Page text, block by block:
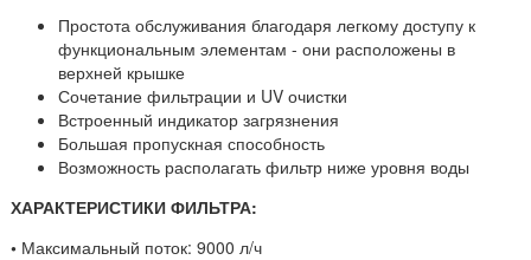
Простота обслуживания благодаря легкому доступу к
функциональным элементам - они расположены в
верхней крышке
Сочетание фильтрации и UV очистки
Встроенный индикатор загрязнения
Большая пропускная способность
Возможность располагать фильтр ниже уровня воды
ХАРАКТЕРИСТИКИ ФИЛЬТРА:
• Максимальный поток: 9000 л/ч